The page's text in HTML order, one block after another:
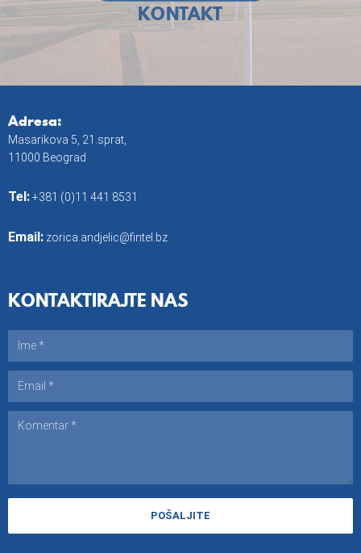
KONTAKT
Adresa:
Masarikova 5, 21.sprat,
11000 Beograd
Tel:+381 (0)11 441 8531
Email: zorica.andjelic@fintel.bz
KONTAKTIRAJTE NAS
POŠALJITE